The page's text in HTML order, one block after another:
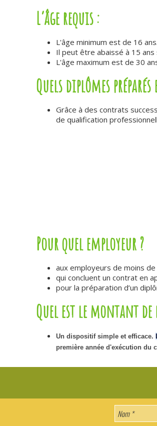
L’âge requis :
L'âge minimum est de 16 ans.
Il peut être abaissé à 15
L'âge maximum est de 30
Quels diplômes
Grâce à des contrats
de qualification
Pour quel employeur ?
aux employeurs de moins
qui concluent un contrat en
pour la préparation d’un
Quel est le montant de
Un dispositif simple et efficace.
première année d'exécution du